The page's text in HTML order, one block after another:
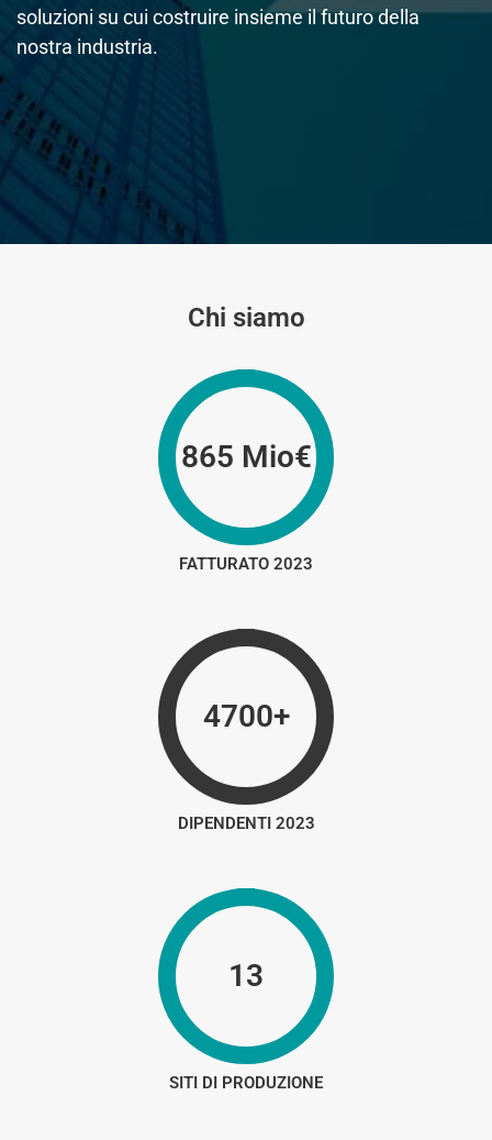
soluzioni su cui costruire insieme il futuro della
nostra industria.
Chi siamo
865 Mio€
FATTURATO 2023
4700+
DIPENDENTI 2023
13
SITI DI PRODUZIONE